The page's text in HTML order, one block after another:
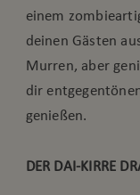
einem
deinen Gästen
Murren, aber
dir
genießen.
DER DAI-KIRRE